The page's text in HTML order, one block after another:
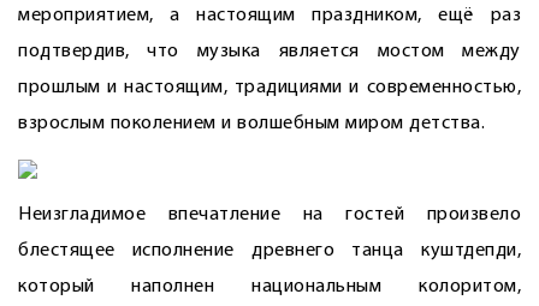
мероприятием, а настоящим праздником, ещё раз
подтвердив, что музыка является мостом между
прошлым и настоящим, традициями и современностью,
взрослым поколением и волшебным миром детства.
Неизгладимое впечатление на гостей произвело
блестящее исполнение древнего танца куштдепди,
который наполнен национальным колоритом,